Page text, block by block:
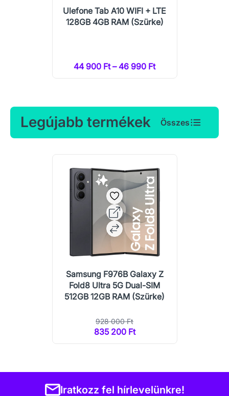
Ulefone Tab A10 WIFI + LTE
128GB 4GB RAM (Szürke)
44 900 Ft – 46 990 Ft
Legújabb termékek Összes
Samsung F976B Galaxy Z
Fold8 Ultra 5G Dual-SIM
512GB 12GB RAM (Szürke)
928 000 Ft
835 200 Ft
Iratkozz fel hírlevelünkre!